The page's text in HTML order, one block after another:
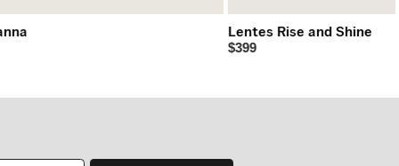
Lentes Rise and Shine
$399